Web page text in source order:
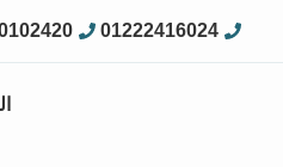
01222416024